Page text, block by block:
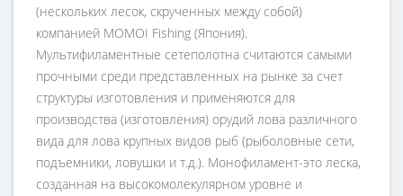
(нескольких лесок, скрученных между собой)
компанией MOMOI Fishing (Япония).
Мультифиламентные сетеполотна считаются самыми
прочными среди представленных на рынке за счет
структуры изготовления и применяются для
производства (изготовления) орудий лова различного
вида для лова крупных видов рыб (рыболовные сети,
подъемники, ловушки и т.д.). Монофиламент-это леска,
созданная на высокомолекулярном уровне и